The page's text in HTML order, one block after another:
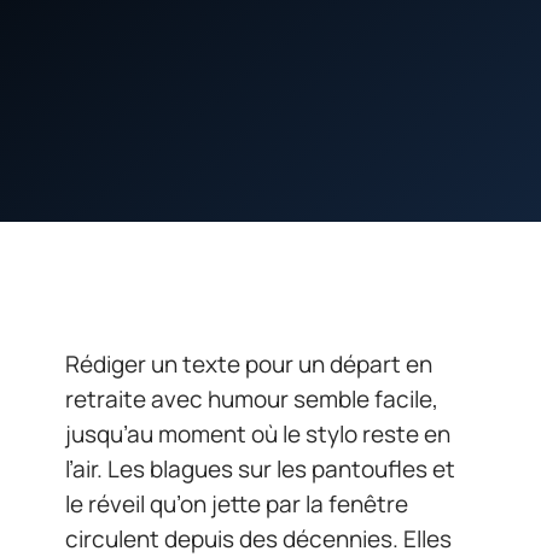
Rédiger un texte pour un départ en
retraite avec humour semble facile,
jusqu’au moment où le stylo reste en
l’air. Les blagues sur les pantoufles et
le réveil qu’on jette par la fenêtre
circulent depuis des décennies. Elles